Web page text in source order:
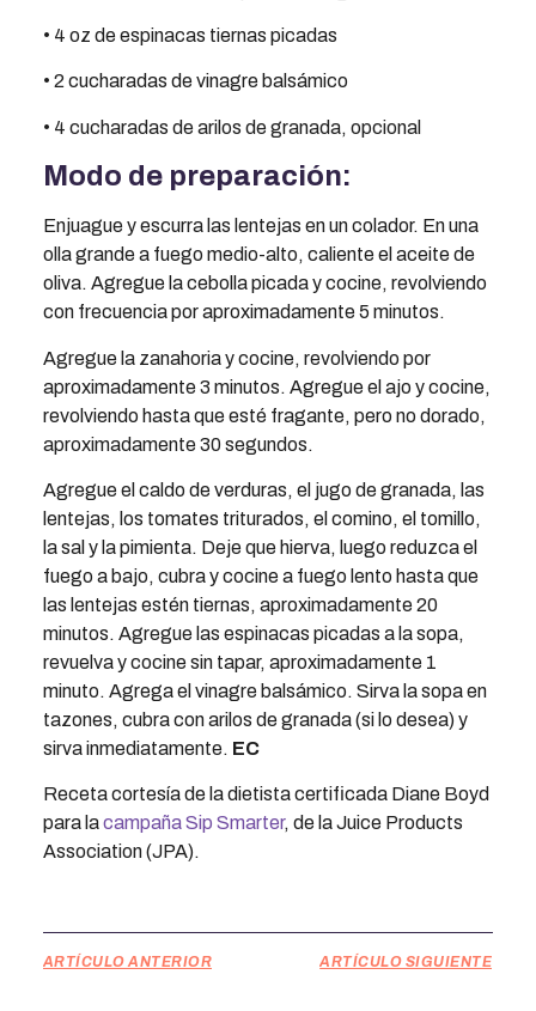
• 4 oz de espinacas tiernas picadas
• 2 cucharadas de vinagre balsámico
• 4 cucharadas de arilos de granada, opcional
Modo de preparación:
Enjuague y escurra las lentejas en un colador. En una
olla grande a fuego medio-alto, caliente el aceite de
oliva. Agregue la cebolla picada y cocine, revolviendo
con frecuencia por aproximadamente 5 minutos.
Agregue la zanahoria y cocine, revolviendo por
aproximadamente 3 minutos. Agregue el ajo y cocine,
revolviendo hasta que esté fragante, pero no dorado,
aproximadamente 30 segundos.
Agregue el caldo de verduras, el jugo de granada, las
lentejas, los tomates triturados, el comino, el tomillo,
la sal y la pimienta. Deje que hierva, luego reduzca el
fuego a bajo, cubra y cocine a fuego lento hasta que
las lentejas estén tiernas, aproximadamente 20
minutos. Agregue las espinacas picadas a la sopa,
revuelva y cocine sin tapar, aproximadamente 1
minuto. Agrega el vinagre balsámico. Sirva la sopa en
tazones, cubra con arilos de granada (si lo desea) y
sirva inmediatamente. EC
Receta cortesía de la dietista certificada Diane Boyd
para lacampaña Sip Smarter, de la Juice Products
Association (JPA).
ARTÍCULO ANTERIOR ARTÍCULO SIGUIENTE